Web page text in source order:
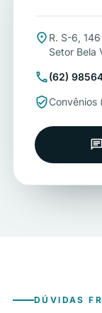
place R. S-6,
Setor Bela
call(62)
verified_userConvênios
chat
DÚVIDAS